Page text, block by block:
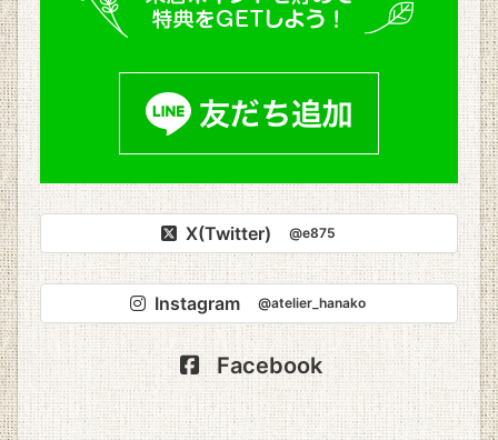
X(Twitter) @e875
Instagram @atelier_hanako
Facebook